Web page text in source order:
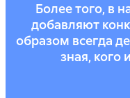
Более того, в
добавляют
образом всегда
зная, кого